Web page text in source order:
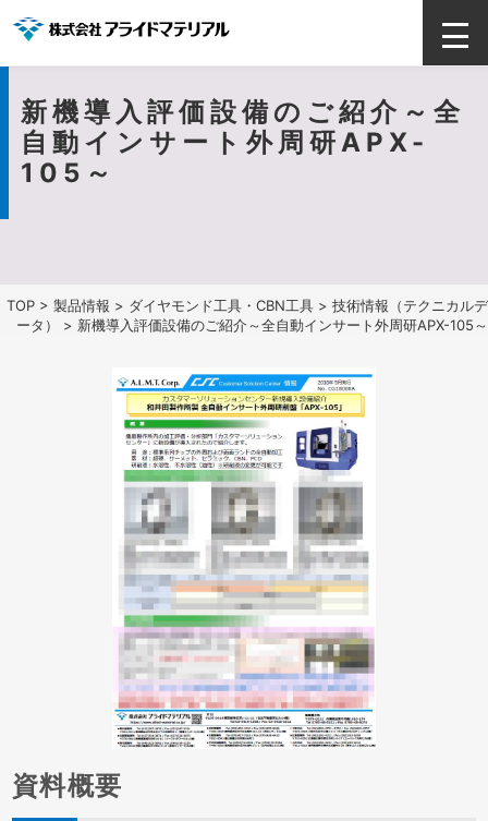
新機導入評価設備のご紹介～全
自動インサート外周研APX-
105～
TOP > 製品情報 > ダイヤモンド工具・CBN工具 > 技術情報（テクニカルデ
ータ）
> 新機導入評価設備のご紹介～全自動インサート外周研APX-105～
資料概要